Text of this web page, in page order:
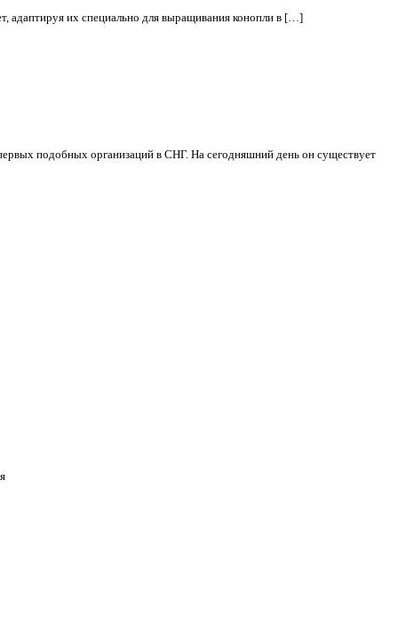
адаптируя их специально для выращивания конопли в […]
подобных организаций в СНГ. На сегодняшний день он существует